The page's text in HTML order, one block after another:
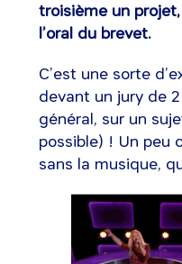
troisième un
l’oral du brevet.
C’est une sorte
devant un jury de
général, sur un
possible) ! Un peu
sans la musique,